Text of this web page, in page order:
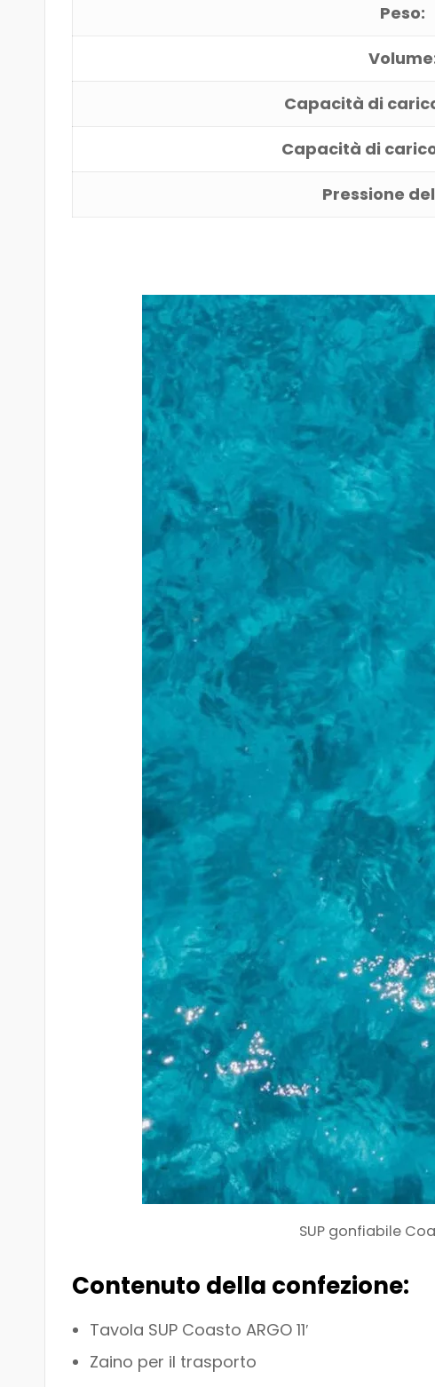
Peso:
Capacità di
Capacità di
Pressione
SUP gonfiabile
Contenuto della confezione:
Tavola SUP Coasto ARGO 11′
Zaino per il trasporto